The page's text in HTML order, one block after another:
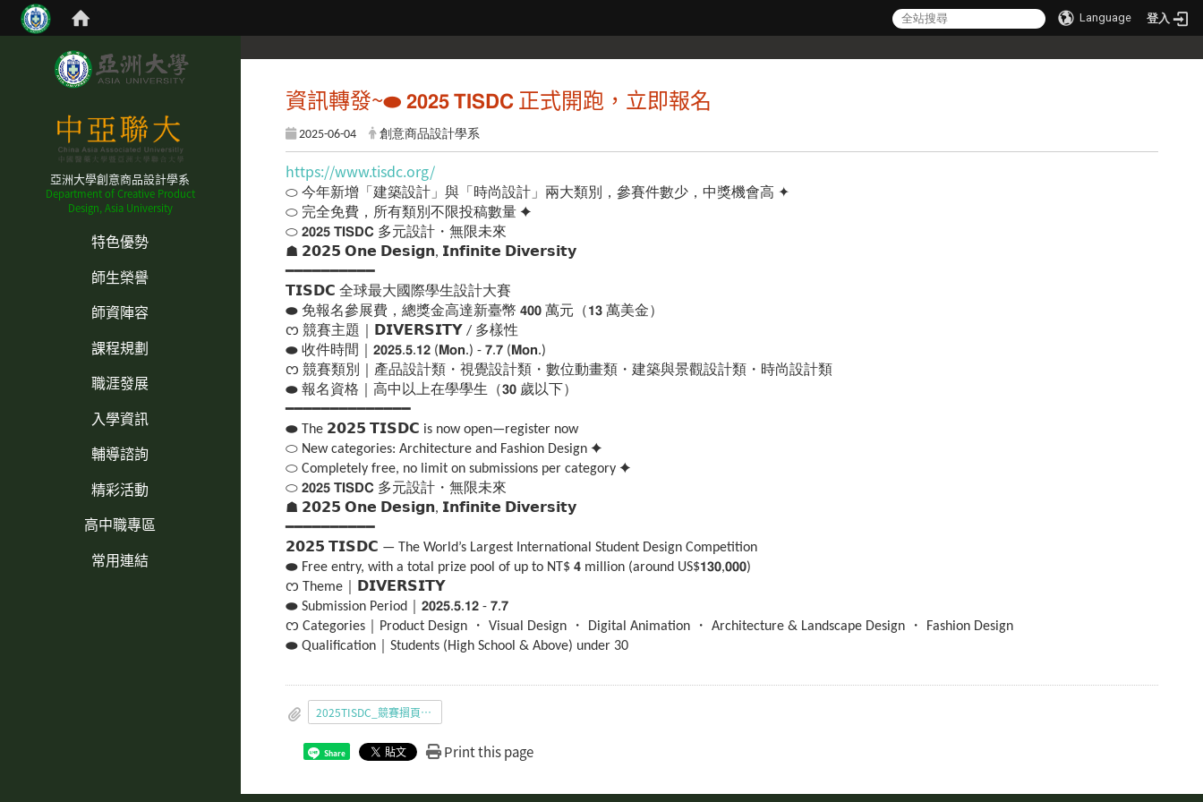
Language 登入
亞洲大學創意商品設計學系
Department of Creative Product
Design, Asia University
特色優勢
師生榮譽
師資陣容
課程規劃
職涯發展
入學資訊
輔導諮詢
精彩活動
高中職專區
常用連結
資訊轉發~⬬ 𝟮𝟬𝟮𝟱 𝗧𝗜𝗦𝗗𝗖 正式開跑，立即報名
2025-06-04 創意商品設計學系
https://www.tisdc.org/
⬭ 今年新增「建築設計」與「時尚設計」兩大類別，參賽件數少，中獎機會高 ✦
⬭ 完全免費，所有類別不限投稿數量 ✦
⬭ 𝟮𝟬𝟮𝟱 𝗧𝗜𝗦𝗗𝗖 多元設計・無限未來
☗ 𝟮𝟬𝟮𝟱 𝗢𝗻𝗲 𝗗𝗲𝘀𝗶𝗴𝗻, 𝗜𝗻𝗳𝗶𝗻𝗶𝘁𝗲 𝗗𝗶𝘃𝗲𝗿𝘀𝗶𝘁𝘆
━━━━━━━━━━
𝗧𝗜𝗦𝗗𝗖 全球最大國際學生設計大賽
⬬ 免報名參展費，總獎金高達新臺幣 𝟰𝟬𝟬 萬元（𝟭𝟯 萬美金）
ᦂ 競賽主題｜𝗗𝗜𝗩𝗘𝗥𝗦𝗜𝗧𝗬 / 多樣性
⬬ 收件時間｜𝟮𝟬𝟮𝟱.𝟱.𝟭𝟮 (𝗠𝗼𝗻.) - 𝟳.𝟳 (𝗠𝗼𝗻.)
ᦂ 競賽類別｜產品設計類・視覺設計類・數位動畫類・建築與景觀設計類・時尚設計類
⬬ 報名資格｜高中以上在學學生（𝟯𝟬 歲以下）
━━━━━━━━━━━━━━
⬬ The 𝟮𝟬𝟮𝟱 𝗧𝗜𝗦𝗗𝗖 is now open—register now
⬭ New categories: Architecture and Fashion Design ✦
⬭ Completely free, no limit on submissions per category ✦
⬭ 𝟮𝟬𝟮𝟱 𝗧𝗜𝗦𝗗𝗖 多元設計・無限未來
☗ 𝟮𝟬𝟮𝟱 𝗢𝗻𝗲 𝗗𝗲𝘀𝗶𝗴𝗻, 𝗜𝗻𝗳𝗶𝗻𝗶𝘁𝗲 𝗗𝗶𝘃𝗲𝗿𝘀𝗶𝘁𝘆
━━━━━━━━━━
𝟮𝟬𝟮𝟱 𝗧𝗜𝗦𝗗𝗖 — The World’s Largest International Student Design Competition
⬬ Free entry, with a total prize pool of up to NT$ 𝟰 million (around US$𝟭𝟯𝟬,𝟬𝟬𝟬)
ᦂ Theme｜𝗗𝗜𝗩𝗘𝗥𝗦𝗜𝗧𝗬
⬬ Submission Period｜𝟮𝟬𝟮𝟱.𝟱.𝟭𝟮 - 𝟳.𝟳
ᦂ Categories｜Product Design ・ Visual Design ・ Digital Animation ・ Architecture & Landscape Design ・ Fashion Design
⬬ Qualification｜Students (High School & Above) under 30
2025TISDC_競賽摺頁_Chinese_0320.pdf
Share Print this page